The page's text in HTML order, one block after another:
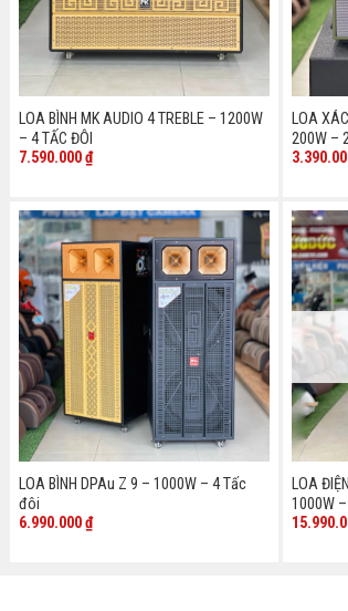
LOA BÌNH MK AUDIO 4 TREBLE – 1200W
– 4 TẤC ĐÔI
7.590.000₫
LOA
200W –
LOA BÌNH DPAu Z 9 – 1000W – 4 Tấc
đôi
6.990.000₫
LOA
1000W